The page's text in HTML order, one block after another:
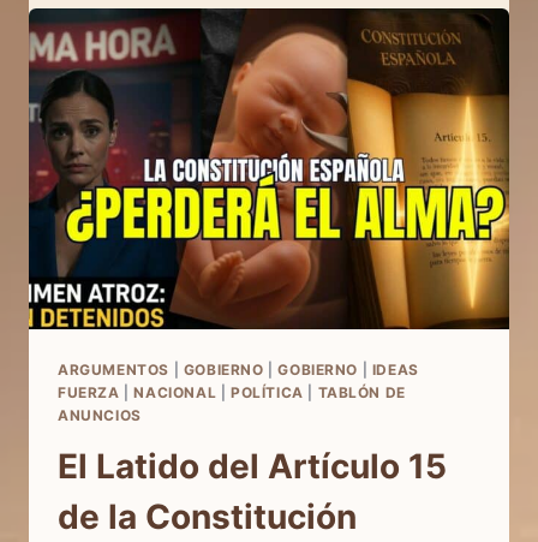
SÍ
A
LA
LOS
MEDIOS:
EL
PERIÓDICO
EL
DEBATE
HABLA
DE
ARGUMENTOS GOBIERNO |GOBIERNO
IDEAS
FUERZA
|NACIONAL POLÍTICA
TABLÓN DE
ANUNCIOS
El Latido del Artículo 15
de la Constitución